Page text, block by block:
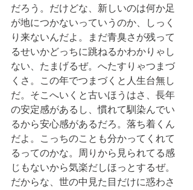
だろう。だけどな、新しいのは何か足
が地につかないっていうのか、しっく
り来ないんだよ。まだ青臭さが残って
るせいかどっちに跳ねるかわかりゃし
ない、たまげるぜ。へたすりゃつまづ
くさ。この年でつまづくと人生台無し
だ。そこへいくと古いほうはさ、長年
の安定感があるし、慣れて馴染んでい
るから安心感があるだろ。落ち着くん
だよ。こっちのことも分かってくれて
るってのかな。周りから見られてる感
じもないから気楽だしほっとするぜ。
だからな、世の中見た目だけに惑わさ